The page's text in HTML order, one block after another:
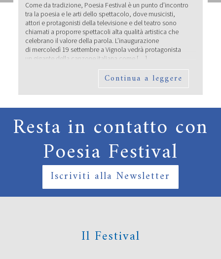
Come da tradizione, Poesia Festival è un punto d’incontro
tra la poesia e le arti dello spettacolo, dove musicisti,
attori e protagonisti della televisione e del teatro sono
chiamati a proporre spettacoli alta qualità artistica che
celebrano il valore della parola. L’inaugurazione
di mercoledì 19 settembre a Vignola vedrà protagonista
un gigante della canzone italiana come […]
Continua a leggere
Come sempre, Poesia Festival è il palcoscenico sul quale
Resta in contatto con
Poesia Festival
Iscriviti alla Newsletter
Il Festival